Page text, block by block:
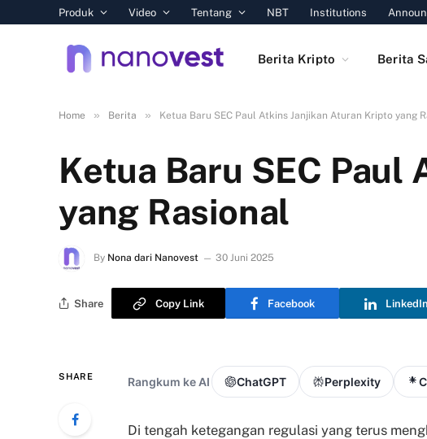
Produk Video Tentang NBT Institutions
Berita Kripto Berita
Home » Berita » Ketua Baru SEC Paul Atkins Janjikan Aturan Kripto yang
Ketua Baru SEC
yang Rasional
By Nona dari Nanovest 30 Juni 2025
Share Copy Link Facebook LinkedIn
SHARE Rangkum ke AI ChatGPT Perplexity
Di tengah ketegangan regulasi yang terus